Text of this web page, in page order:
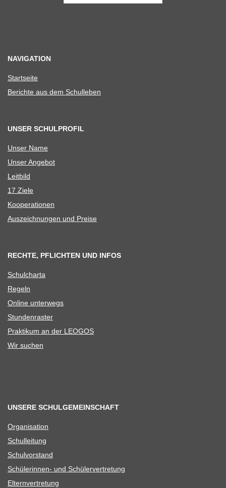
NAVIGATION
Start­seite
Berichte aus dem Schulleben
UNSER SCHULPROFIL
Unser Name
Unser Ange­bot
Leit­bild
17 Ziele
Koope­ra­tio­nen
Aus­zeich­nun­gen und Preise
RECHTE, PFLICHTEN UND INFOS
Schul­charta
Regeln
Online unter­wegs
Stun­den­ras­ter
Prak­ti­kum an der LEOGOS
Wir suchen
UNSERE SCHULGEMEINSCHAFT
Orga­ni­sa­tion
Schul­lei­tung
Schul­vor­stand
Schü­le­rin­nen- und Schülervertretung
Eltern­ver­tre­tung